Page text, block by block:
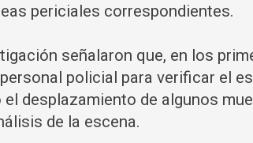
periciales correspondientes.
señalaron que, en los
policial para verificar el
desplazamiento de algunos
de la escena.